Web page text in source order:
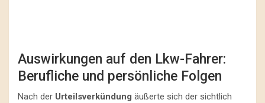
Auswirkungen auf den Lkw-Fahrer:
Berufliche und persönliche Folgen
Nach der Urteilsverkündung äußerte sich der sichtlich